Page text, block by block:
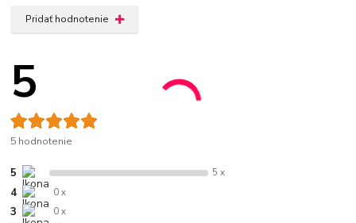
Pridať hodnotenie
5
5 hodnotenie
5 5 x
4 0 x
3 0 x